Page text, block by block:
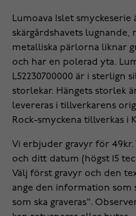
Lumoava Islet smyckeserie
skärgårdshavets lugnande,
metalliska pärlorna liknar
och har en polerad yta.
L52230700000 är i sterlign
storlekar. Hängets storlek
levereras i tillverkarens
Rock-smyckena tillverkas i
Vi erbjuder gravyr för 49kr.
och ditt datum (högst 15
Välj först gravyr och den
ange den information som
som ska graveras".